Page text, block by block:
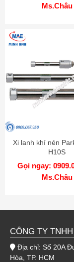
Ms.Châu
Xi lanh khí nén
H10S
Gọi ngay:
Ms.Châu
CÔNG TY
Địa chỉ: Số 20A
Hòa, TP. HCM